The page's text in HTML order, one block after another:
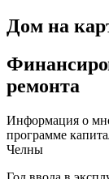
Дом на
ремонта
Информация о
программе
Челны